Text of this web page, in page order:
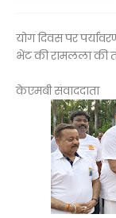
योग दिवस पर
भेंट की रामलला की
केएमबी संवाददाता